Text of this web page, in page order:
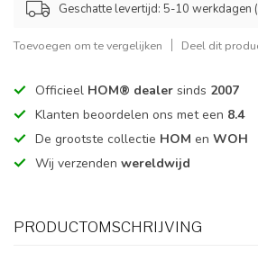
Geschatte levertijd: 5-10 werkdagen
Toevoegen om te vergelijken Deel dit
Officieel HOM® dealer sinds 2007
Klanten beoordelen ons met een 8.4
De grootste collectie HOM en WOH
Wij verzenden wereldwijd
PRODUCTOMSCHRIJVING